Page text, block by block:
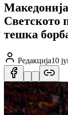
Светското
тешка
Редакција10